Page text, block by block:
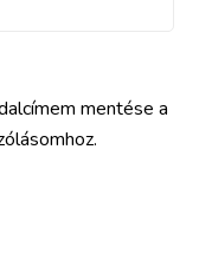
mentése a